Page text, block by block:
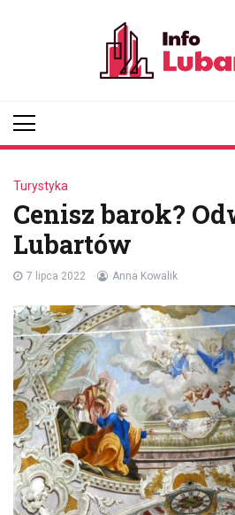
Turystyka
Cenisz barok?
Lubartów
7 lipca 2022 Anna Kowalik